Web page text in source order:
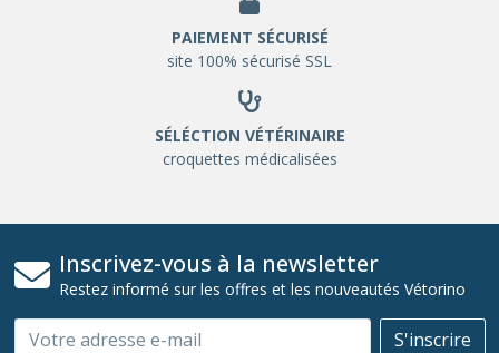
PAIEMENT SÉCURISÉ
site 100% sécurisé SSL
SÉLÉCTION VÉTÉRINAIRE
croquettes médicalisées
Inscrivez-vous à la newsletter
Restez informé sur les offres et les nouveautés Vétorino
Email S'inscrire